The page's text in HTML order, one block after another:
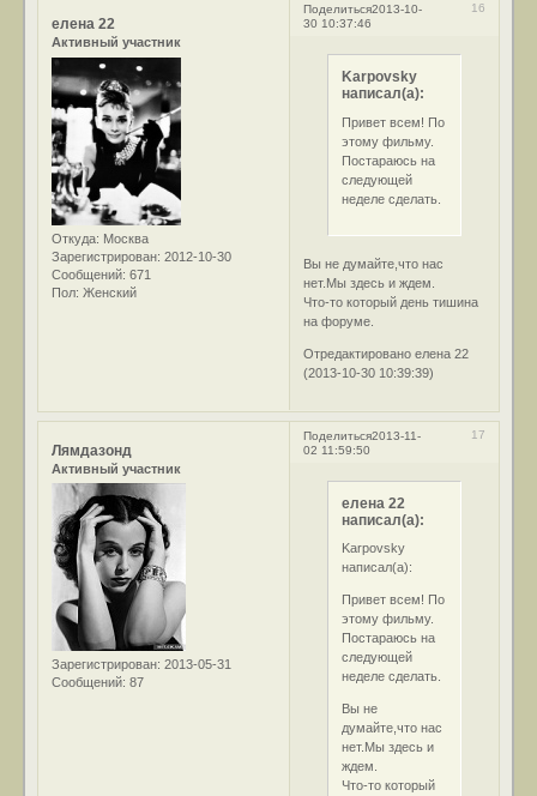
Поделиться 16
2013-10-
30 10:37:46
елена 22
Активный участник
Откуда: Москва
Зарегистрирован: 2012-10-30
Сообщений: 671
Пол: Женский
Karpovsky
написал(а):
Привет всем! По
этому фильму.
Постараюсь на
следующей
неделе сделать.
Вы не думайте,что нас
нет.Мы здесь и ждем.
Что-то который день тишина
на форуме.
Отредактировано елена 22
(2013-10-30 10:39:39)
Поделиться 17
2013-11-
02 11:59:50
Лямдазонд
Активный участник
Зарегистрирован: 2013-05-31
Сообщений: 87
елена 22
написал(а):
Karpovsky
написал(а):
Привет всем! По
этому фильму.
Постараюсь на
следующей
неделе сделать.
Вы не
думайте,что нас
нет.Мы здесь и
ждем.
Что-то который